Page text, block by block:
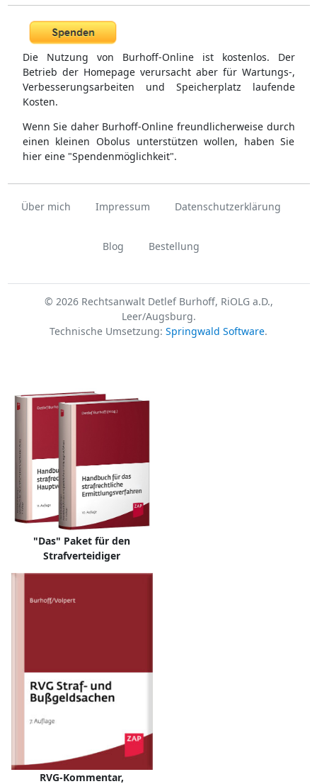
Die Nutzung von Burhoff-Online ist kostenlos. Der
Betrieb der Homepage verursacht aber für Wartungs-,
Verbesserungsarbeiten und Speicherplatz laufende
Kosten.
Wenn Sie daher Burhoff-Online freundlicherweise durch
einen kleinen Obolus unterstützen wollen, haben Sie
hier eine "Spendenmöglichkeit".
Über mich Impressum Datenschutzerklärung
Blog Bestellung
© 2026 Rechtsanwalt Detlef Burhoff, RiOLG a.D.,
Leer/Augsburg.
Technische Umsetzung: Springwald Software.
"Das" Paket für den
Strafverteidiger
RVG-Kommentar,